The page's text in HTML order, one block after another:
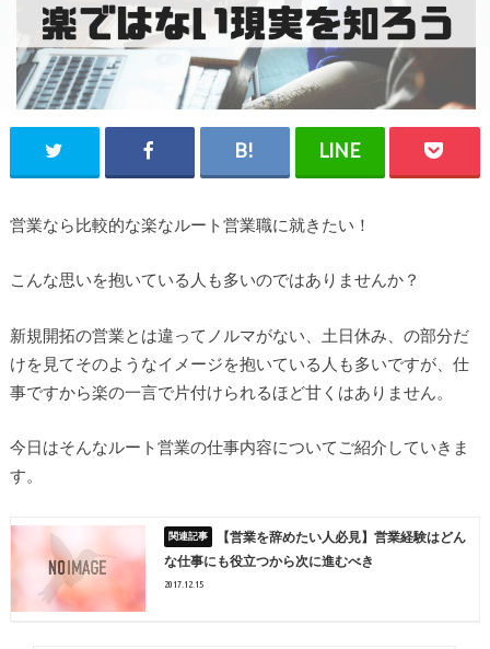
営業なら比較的な楽なルート営業職に就きたい！
こんな思いを抱いている人も多いのではありませんか？
新規開拓の営業とは違ってノルマがない、土日休み、の部分だ
けを見てそのようなイメージを抱いている人も多いですが、仕
事ですから楽の一言で片付けられるほど甘くはありません。
今日はそんなルート営業の仕事内容についてご紹介していきま
す。
【営業を辞めたい人必見】営業経験はどん
な仕事にも役立つから次に進むべき
2017.12.15